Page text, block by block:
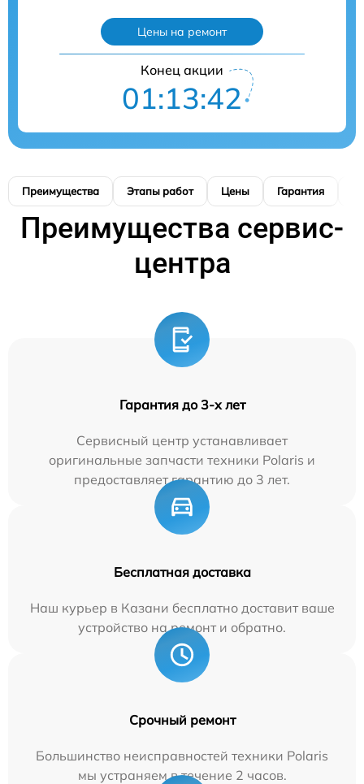
Цены на ремонт
Конец акции
01:13:41
Преимущества Этапы работ Цены Гарантия
Преимущества сервис-
центра
Гарантия до 3-х лет
Сервисный центр устанавливает
оригинальные запчасти техники Polaris и
предоставляет гарантию до 3 лет.
Бесплатная доставка
Наш курьер в Казани бесплатно доставит ваше
устройство на ремонт и обратно.
Срочный ремонт
Большинство неисправностей техники Polaris
мы устраняем в течение 2 часов.